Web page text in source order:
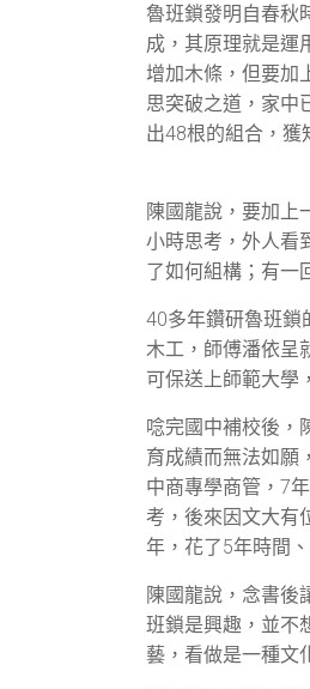
魯班鎖發明自春秋
成，其原理就是運
增加木條，但要加
思突破之道，家中
出48根的組合，獲
陳國龍說，要加上
小時思考，外人看
了如何組構；有一
40多年鑽研魯班鎖
木工，師傅潘依呈
可保送上師範大學
唸完國中補校後，
育成績而無法如願
中商專學商管，7
考，後來因文大有
年，花了5年時間
陳國龍說，念書後
班鎖是興趣，並不
藝，看做是一種文